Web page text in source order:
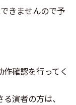
きませんので予
確認を行ってく
演者の方は、